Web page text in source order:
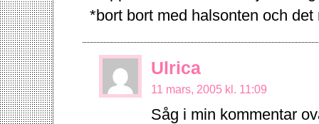
*bort bort med halsonten och
Ulrica
11 mars, 2005 kl. 11:09
Såg i min kommentar